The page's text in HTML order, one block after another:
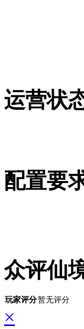
运营状
配置要
众评仙
玩家评分暂无评分
×